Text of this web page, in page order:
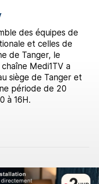
des équipes de
et celles de
de Tanger, le
Medi1TV a
siège de Tanger et
période de 20
à 16H.